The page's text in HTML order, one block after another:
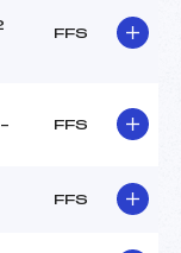
FFS
FFS
FFS